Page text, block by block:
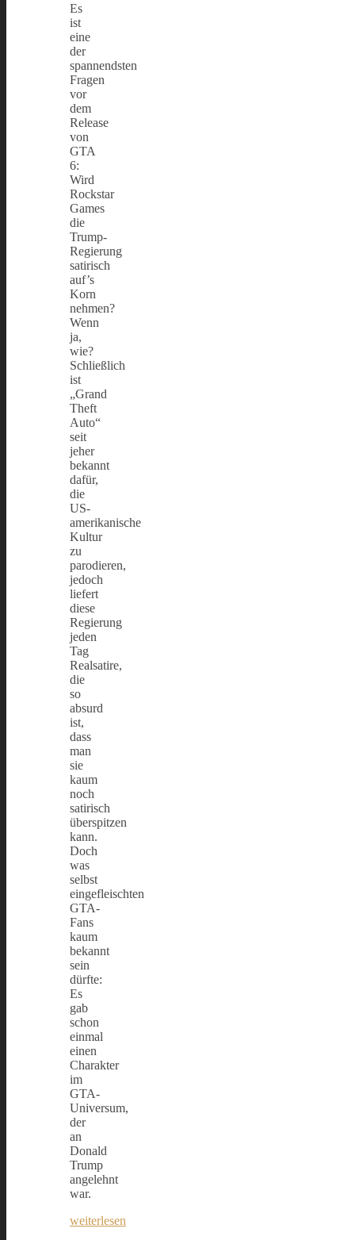
Es
ist
eine
der
spannendsten
Fragen
vor
dem
Release
von
GTA
6:
Wird
Rockstar
Games
die
Trump-
Regierung
satirisch
auf’s
Korn
nehmen?
Wenn
ja,
wie?
Schließlich
ist
„Grand
Theft
Auto“
seit
jeher
bekannt
dafür,
die
US-
amerikanische
Kultur
zu
parodieren,
jedoch
liefert
diese
Regierung
jeden
Tag
Realsatire,
die
so
absurd
ist,
dass
man
sie
kaum
noch
satirisch
überspitzen
kann.
Doch
was
selbst
eingefleischten
GTA-
Fans
kaum
bekannt
sein
dürfte:
Es
gab
schon
einmal
einen
Charakter
im
GTA-
Universum,
der
an
Donald
Trump
angelehnt
war.
weiterlesen